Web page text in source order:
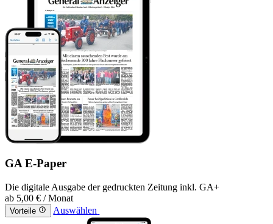
GA E-Paper
Die digitale Ausgabe der gedruckten Zeitung inkl. GA+
ab 5,00 € / Monat
Vorteile Auswählen